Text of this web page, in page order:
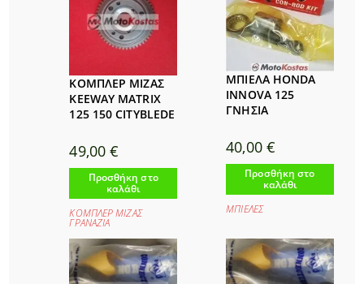
ΚΟΜΠΛΕΡ ΜΙΖΑΣ
KEEWAY MATRIX
125 150 CITYBLEDE
49,00€
Προσθήκη στο
καλάθι
ΚΟΜΠΛΕΡ ΜΙΖΑΣ
ΓΡΑΝΑΖΙΑ
ΜΠΙΕΛΑ HONDA
INNOVA 125
ΓΝΗΣΙΑ
40,00 €
Προσθήκη στο
καλάθι
ΜΠΙΕΛΕΣ